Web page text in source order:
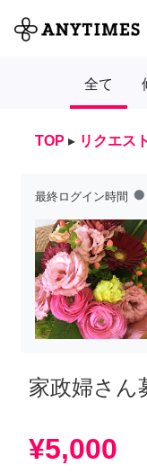
全て
TOP ▸ リクエスト
最終ログイン時間 fiber_manual_record
家政婦さん
¥5,000